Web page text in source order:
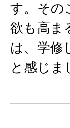
す。その
欲も高ま
は、学修
と感じま